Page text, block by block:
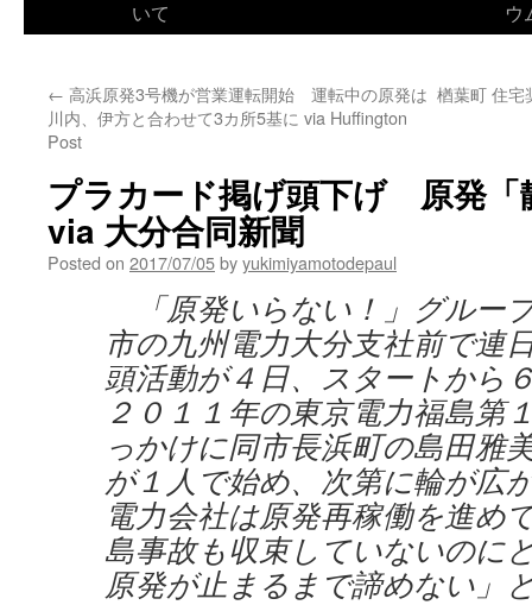
いて
ウ
← 高浜原発3号機が営業運転開始 運転中の原発は
川内、伊方と合わせて3カ所5基に via Huffington
Post
楢葉町 住
プラカード掲げ頭下げ 原発「
via 大分合同新聞
Posted on 2017/07/05byyukimiyamotodepaul
「原発いらない！」グルー
市の九州電力大分支社前で連
頭活動が４日、スタートから
２０１１年の東京電力福島第
っかけに同市長浜町の島田雅
が１人で始め、次第に輪が広
電力会社は原発再稼働を進め
島事故も収束していないのに
原発が止まるまで諦めない」